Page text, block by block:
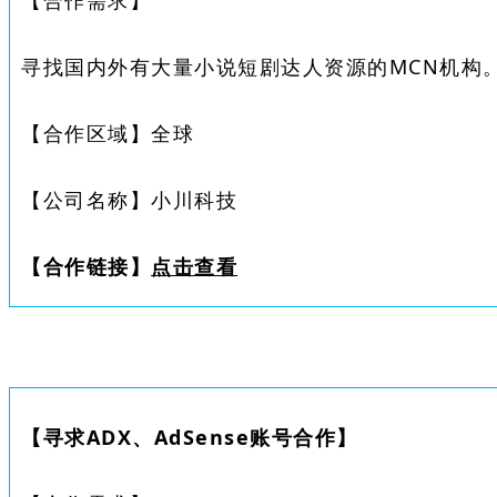
寻找国内外有大量小说短剧达人资源的MCN机构。
【合作区域】 全球
【公司名称】 小川科技
【合作链接】 点击查看
【寻求ADX、AdSense账号合作】